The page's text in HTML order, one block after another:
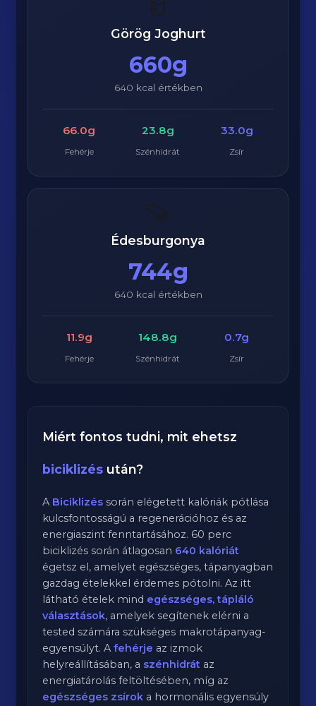
Görög Joghurt
660g
640 kcal értékben
66.0g
Fehérje
23.8g
Szénhidrát
33.0g
Zsír
Édesburgonya
744g
640 kcal értékben
11.9g
Fehérje
148.8g
Szénhidrát
0.7g
Zsír
Miért fontos tudni, mit ehetsz
biciklizés után?
A Biciklizés során elégetett kalóriák pótlása
kulcsfontosságú a regenerációhoz és az
energiaszint fenntartásához. 60 perc
biciklizés során átlagosan 640 kalóriát
égetsz el, amelyet egészséges, tápanyagban
gazdag ételekkel érdemes pótolni. Az itt
látható ételek mind egészséges, tápláló
választások, amelyek segítenek elérni a
tested számára szükséges makrotápanyag-
egyensúlyt. Afehérje az izmok
helyreállításában, a szénhidrát az
energiatárolás feltöltésében, míg az
egészséges zsírok a hormonális egyensúly